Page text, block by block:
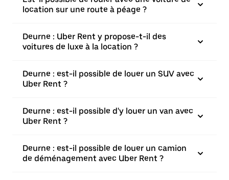
location sur une route à péage ?
Deurne : Uber Rent y propose-t-il des
voitures de luxe à la location ?
Deurne : est-il possible de louer un SUV avec
Uber Rent ?
Deurne : est-il possible d'y louer un van avec
Uber Rent ?
Deurne : est-il possible de louer un camion
de déménagement avec Uber Rent ?